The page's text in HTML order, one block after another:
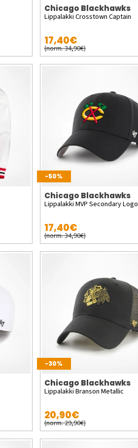
Chicago Blackhawks
Lippalakki Crosstown Captain
17,40€
(norm. 34,90€)
-50%
Chicago Blackhawks
Lippalakki MVP Secondary Logo
17,40€
(norm. 34,90€)
-30%
Chicago Blackhawks
Lippalakki Branson Metallic
20,90€
(norm. 29,90€)